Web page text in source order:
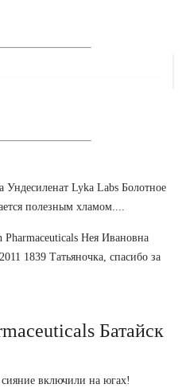
Ундесиленат Lyka Labs Болотное
полезным хламом....
Pharmaceuticals Нея Ивановна
1839 Татьяночка, спасибо за
Батайск
сияние включили на югах!